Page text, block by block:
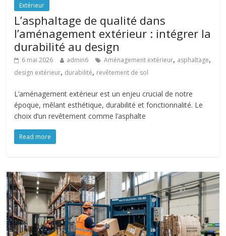
Extérieur
L’asphaltage de qualité dans
l’aménagement extérieur : intégrer la
durabilité au design
6 mai 2026 admin6 Aménagement extérieur, asphaltage,
design extérieur, durabilité, revêtement de sol
L’aménagement extérieur est un enjeu crucial de notre
époque, mêlant esthétique, durabilité et fonctionnalité. Le
choix d’un revêtement comme l’asphalte
Read more